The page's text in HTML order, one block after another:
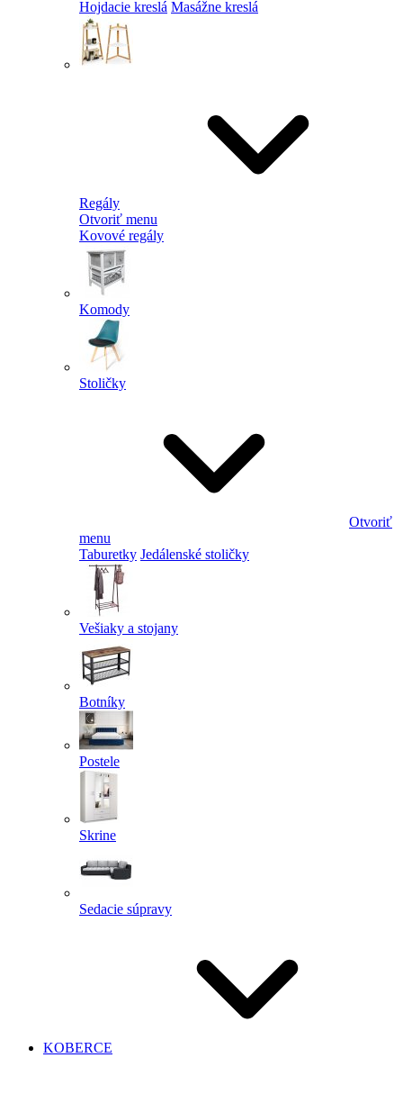
Hojdacie kreslá Masážne kreslá
Regály
Otvoriť menu
Kovové regály
Komody
Stoličky
Otvoriť
menu
Taburetky Jedálenské stoličky
Vešiaky a stojany
Botníky
Postele
Skrine
Sedacie súpravy
KOBERCE